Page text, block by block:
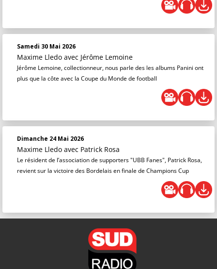
Samedi 30 Mai 2026
Maxime Lledo avec Jérôme Lemoine
Jérôme Lemoine, collectionneur, nous parle des les albums Panini ont
plus que la côte avec la Coupe du Monde de football
Dimanche 24 Mai 2026
Maxime Lledo avec Patrick Rosa
Le résident de l’association de supporters "UBB Fanes", Patrick Rosa,
revient sur la victoire des Bordelais en finale de Champions Cup